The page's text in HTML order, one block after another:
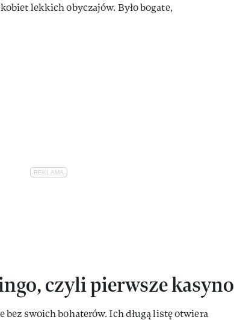
lekkich obyczajów. Było bogate,
czyli pierwsze kasyno
bez swoich bohaterów. Ich długą listę otwiera